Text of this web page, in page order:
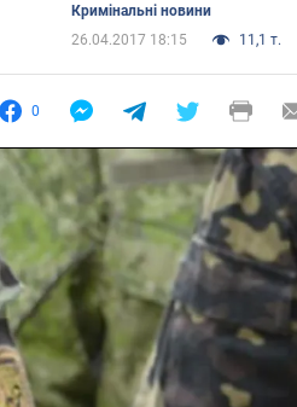
Кримінальні новини
26.04.2017 18:15
11,1 т.
0